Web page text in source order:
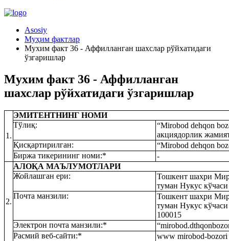
Asosiy
Муҳим фактлар
Мухим факт 36 - Аффилланган шахслар рўйхатидаги
ўзгаришлар
Мухим факт 36 - Аффилланган
шахслар рўйхатидаги ўзгаришлар
1.
ЭМИТЕНТНИНГ НОМИ
Тўлиқ:
“Mirobod dehqon
акциядорлик
Қисқартирилган:
“Mirobod dehqon
Биржа тикерининг номи:*
-
2.
АЛОҚА МАЪЛУМОТЛАРИ
Жойлашган ери:
Тошкент шахри
туман Нукус кўчаси
Почта манзили:
Тошкент шахри
туман Нукус
100015
Электрон почта манзили:*
Расмий веб-сайти:*
www mirobod-bozori